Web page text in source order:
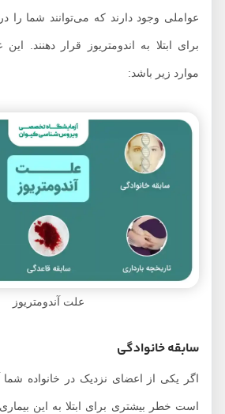
عواملی وجود دارند که می‌توانند شما را در
برای ابتلا به اندومتریوز قرار دهنند. این
موارد زیر باشد:
علت آندومتریوز
سابقه خانوادگی
اگر یکی از اعضای نزدیک در خانواده شما
است خطر بیشتری برای ابتلا به این بیماری